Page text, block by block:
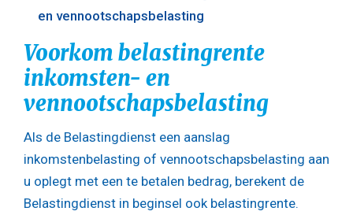
en vennootschapsbelasting
Voorkom belastingrente
inkomsten- en
vennootschapsbelasting
Als de Belastingdienst een aanslag
inkomstenbelasting of vennootschapsbelasting aan
u oplegt met een te betalen bedrag, berekent de
Belastingdienst in beginsel ook belastingrente.